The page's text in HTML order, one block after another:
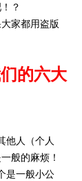
？
家都用盗版
的六大
他人（个人
般的麻烦！
是一般小公